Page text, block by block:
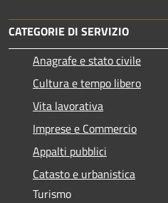
CATEGORIE DI SERVIZIO
Anagrafe e stato civile
Cultura e tempo libero
Vita lavorativa
Imprese e Commercio
Appalti pubblici
Catasto e urbanistica
Turismo